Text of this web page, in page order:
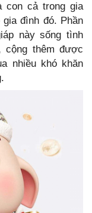
con cả trong gia
đình đó. Phần
này sống tình
cộng thêm được
nhiều khó khăn